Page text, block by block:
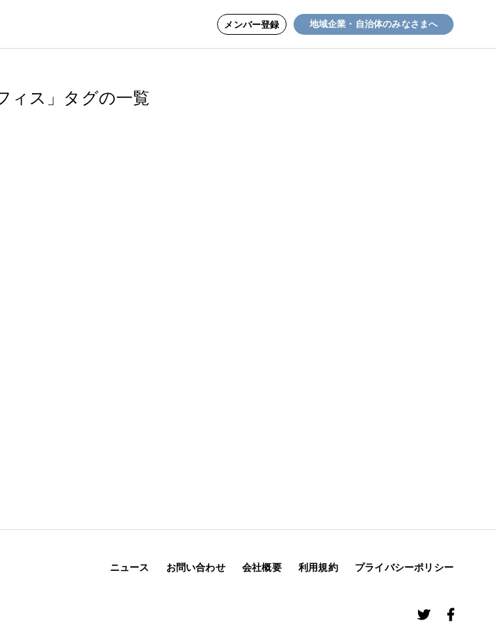
メンバー登録 地域企業・自治体のみなさまへ
ィス」タグの一覧
ニュース お問い合わせ 会社概要 利用規約 プライバシーポリシー